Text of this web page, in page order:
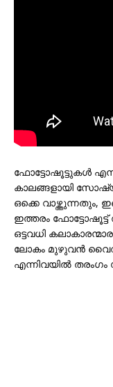
ഫോട്ടോഷൂട്ടുകള്‍
കാലങ്ങളായി
ഒക്കെ വാഴ്ത്തുന്നതും,
ഇത്തരം
ഒട്ടവധി
ലോകം മുഴുവന്‍
എന്നിവയില്‍